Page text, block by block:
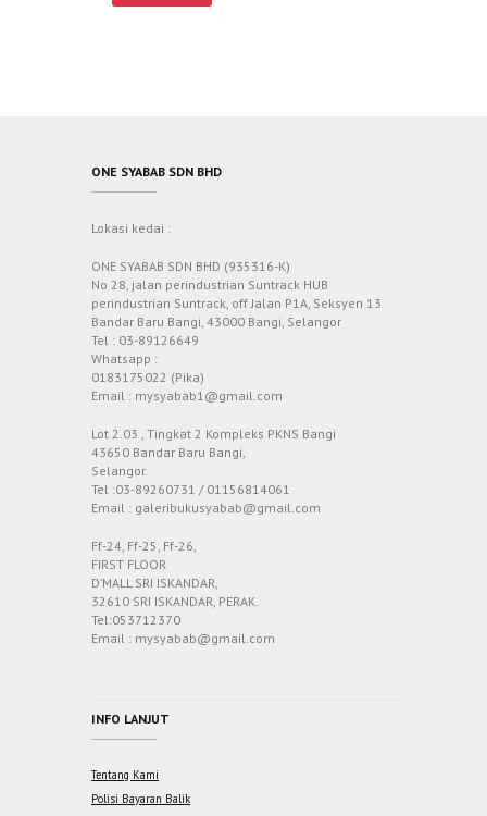
ONE SYABAB SDN BHD
Lokasi kedai :
ONE SYABAB SDN BHD (935316-K)
No 28, jalan perindustrian Suntrack HUB
perindustrian Suntrack, off Jalan P1A, Seksyen 13
Bandar Baru Bangi, 43000 Bangi, Selangor
Tel : 03-89126649
Whatsapp :
0183175022 (Pika)
Email : mysyabab1@gmail.com
Lot 2.03 , Tingkat 2 Kompleks PKNS Bangi
43650 Bandar Baru Bangi,
Selangor.
Tel :03-89260731 / 01156814061
Email : galeribukusyabab@gmail.com
Ff-24, Ff-25, Ff-26,
FIRST FLOOR
D’MALL SRI ISKANDAR,
32610 SRI ISKANDAR, PERAK.
Tel:053712370
Email : mysyabab@gmail.com
INFO LANJUT
Tentang Kami
Polisi Bayaran Balik